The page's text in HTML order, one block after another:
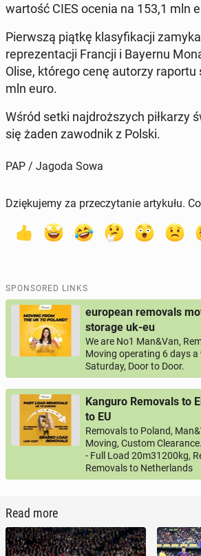
wartość CIES ocenia na 153,1 mln
Pier­wszą piątkę klasy­fikacji
reprezen­tacji Francji i Bayernu
Olise, którego cenę autorzy raportu
mln euro.
Wśród setki na­j­droższych piłkarzy
się żaden za­wod­nik z Polski.
PAP / Jagoda Sowa
Dziękujemy za przeczytanie artykułu.
SPONSORED LINKS
european removals
storage uk-eu
We are No1 Man&Van,
Moving operating 6 days a
Saturday, Door to Door.
Kanguro Removals to
to EU
Removals to Poland,
Moving, Custom
- Full Load 20m31200kg,
Removals to Netherlands
Read more